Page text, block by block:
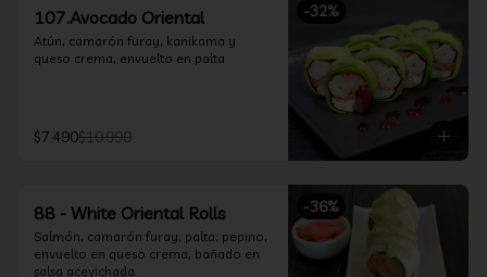
-32%
107.Avocado Oriental
Atún, camarón furay, kanikama y
queso crema, envuelto en palta
$7.490$10.990
-36%
88 - White Oriental Rolls
Salmón, camarón furay, palta, pepino,
envuelto en queso crema, bañado en
salsa acevichada.